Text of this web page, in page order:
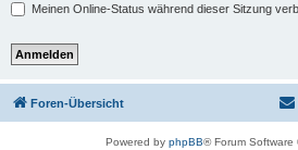
Meinen Online-Status während dieser Sitzung
Foren-Übersicht
Powered by phpBB® Forum Software